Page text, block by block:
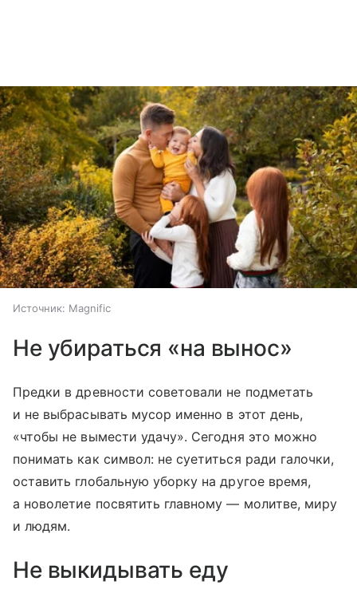
Источник: Magnific
Не убираться «на вынос»
Предки в древности советовали не подметать
и не выбрасывать мусор именно в этот день,
«чтобы не вымести удачу». Сегодня это можно
понимать как символ: не суетиться ради галочки,
оставить глобальную уборку на другое время,
а новолетие посвятить главному — молитве, миру
и людям.
Не выкидывать еду